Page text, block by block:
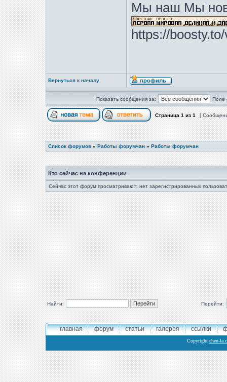
Мы наш Мы
https://
Вернуться к началу
Показать сообщения за: Поле
Страница1из1 [
Список форумов » Работы форумчан » Работы форумчан
Кто сейчас на конференции
Сейчас этот форум просматривают: нет зарегистрированных
Найти: Перейти:
главная форум статьи галерея ссылки
Copyright chen-